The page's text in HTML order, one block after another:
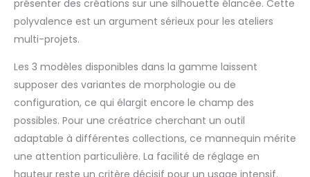
Largement utilisé : le
mannequin peut être
magasins, des
vestiaires, des
boutiques de
mariage, des bases
de photographie, des
magasins de
vêtements, des
présenter des créations sur une silhouette élancée. Cette
polyvalence est un argument sérieux pour les ateliers
multi-projets.
Les 3 modèles disponibles dans la gamme laissent
supposer des variantes de morphologie ou de
configuration, ce qui élargit encore le champ des
possibles. Pour une créatrice cherchant un outil
adaptable à différentes collections, ce mannequin mérite
une attention particulière. La facilité de réglage en